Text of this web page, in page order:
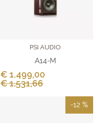
PSI AUDIO
A14-M
€ 1.499,00
€ 1.531,66
-12 %